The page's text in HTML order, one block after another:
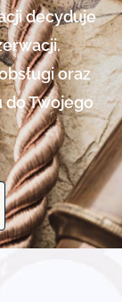
decyduje
oraz
Twojego